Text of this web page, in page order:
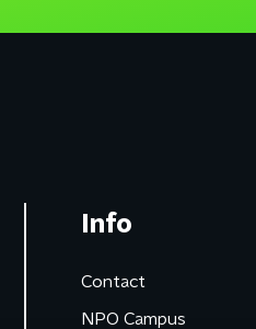
Info
Contact
NPO Campus